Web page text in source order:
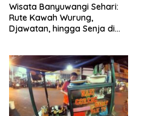
Wisata Banyuwangi Sehari:
Rute Kawah Wurung,
Djawatan, hingga Senja di